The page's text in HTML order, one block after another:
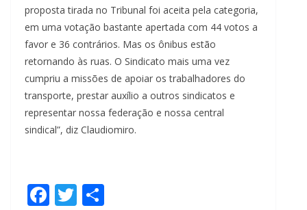
proposta tirada no Tribunal foi aceita pela categoria,
em uma votação bastante apertada com 44 votos a
favor e 36 contrários. Mas os ônibus estão
retornando às ruas. O Sindicato mais uma vez
cumpriu a missões de apoiar os trabalhadores do
transporte, prestar auxílio a outros sindicatos e
representar nossa federação e nossa central
sindical”, diz Claudiomiro.
F T